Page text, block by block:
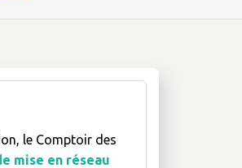
le Comptoir des
mise en réseau